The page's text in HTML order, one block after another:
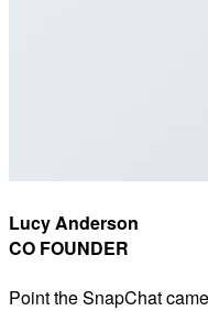
Lucy Anderson
CO FOUNDER
Point the SnapChat